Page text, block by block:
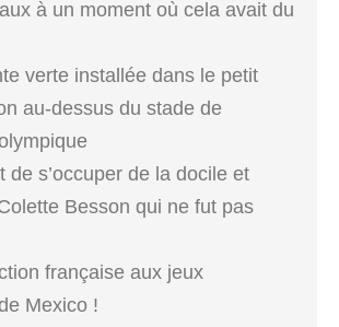
à un moment où cela avait du
verte installée dans le petit
au-dessus du stade de
de s’occuper de la docile et
Besson qui ne fut pas
française aux jeux
Mexico !